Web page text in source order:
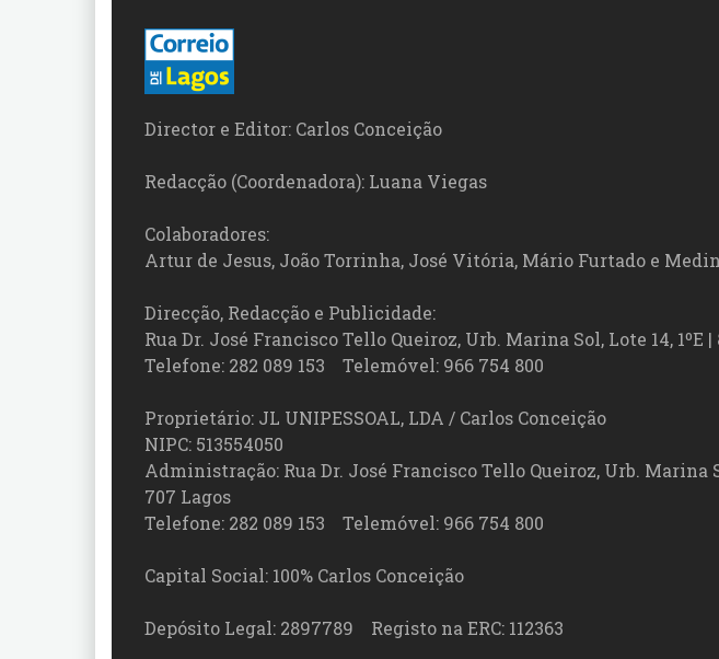
Director e Editor: Carlos Conceição
Redacção (Coordenadora): Luana Viegas
Colaboradores:
Artur de Jesus, João Torrinha, José Vitória, Mário Furtado e
Direcção, Redacção e Publicidade:
Rua Dr. José Francisco Tello Queiroz, Urb. Marina Sol, Lote 14, 1ºE |
Telefone: 282 089 153 Telemóvel: 966 754 800
Proprietário: JL UNIPESSOAL, LDA / Carlos Conceição
NIPC: 513554050
Administração: Rua Dr. José Francisco Tello Queiroz, Urb. Marina
707 Lagos
Telefone: 282 089 153 Telemóvel: 966 754 800
Capital Social: 100% Carlos Conceição
Depósito Legal: 2897789 Registo na ERC: 112363